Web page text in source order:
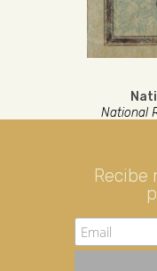
National
Recibe